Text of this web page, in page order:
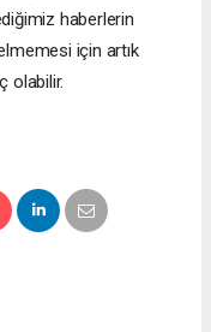
haberlerin
için artık
olabilir.